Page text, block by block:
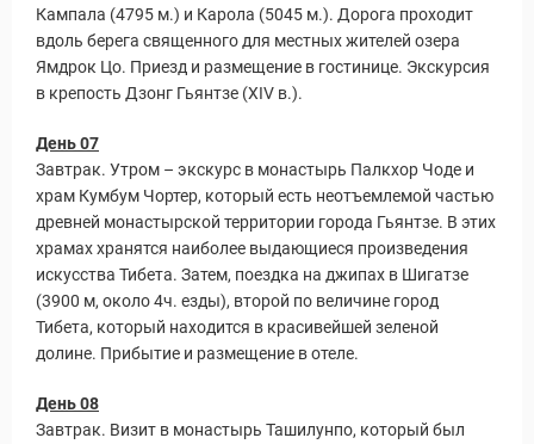
Кампала (4795 м.) и Карола (5045 м.). Дорога проходит
вдоль берега священного для местных жителей озера
Ямдрок Цо. Приезд и размещение в гостинице. Экскурсия
в крепость Дзонг Гьянтзе (ХIV в.).
День 07
Завтрак. Утром – экскурс в монастырь Палкхор Чоде и
храм Кумбум Чортер, который есть неотъемлемой частью
древней монастырской территории города Гьянтзе. В этих
храмах хранятся наиболее выдающиеся произведения
искусства Тибета. Затем, поездка на джипах в Шигатзе
(3900 м, около 4ч. езды), второй по величине город
Тибета, который находится в красивейшей зеленой
долине. Прибытие и размещение в отеле.
День 08
Завтрак. Визит в монастырь Ташилунпо, который был